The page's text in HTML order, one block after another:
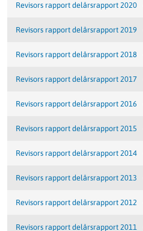
Revisors rapport delårsrapport 2020
Revisors rapport delårsrapport 2019
Revisors rapport delårsrapport 2018
Revisors rapport delårsrapport 2017
Revisors rapport delårsrapport 2016
Revisors rapport delårsrapport 2015
Revisors rapport delårsrapport 2014
Revisors rapport delårsrapport 2013
Revisors rapport delårsrapport 2012
Revisors rapport delårsrapport 2011